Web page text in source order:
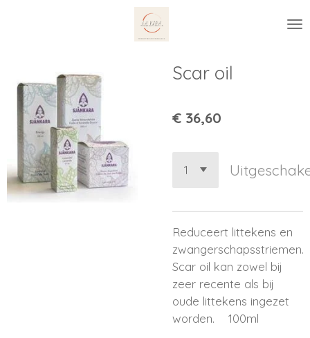
hoofdinhoud
Scar oil
€ 36,60
Reduceert littekens en
zwangerschapsstriemen.
Scar oil kan zowel bij
zeer recente als bij
oude littekens ingezet
worden. 100ml